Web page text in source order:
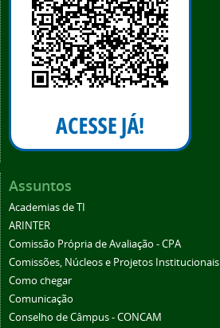
Assuntos
Academias de TI
ARINTER
Comissão Própria de Avaliação - CPA
Comissões, Núcleos e Projetos Institucionais
Como chegar
Comunicação
Conselho de Câmpus - CONCAM